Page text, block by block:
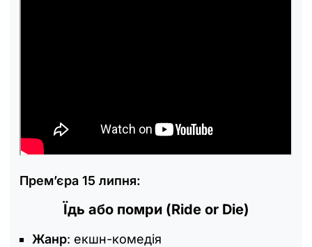
Прем’єра 15 липня:
Їдь або помри (Ride or Die)
Жанр: екшн-комедія